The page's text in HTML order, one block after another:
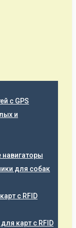
с GPS
и
навигаторы
для собак
с RFID
карт с RFID